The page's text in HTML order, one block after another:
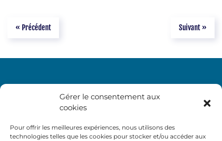
Gérer le consentement aux
cookies
Pour offrir les meilleures expériences, nous utilisons des
technologies telles que les cookies pour stocker et/ou accéder aux
« Précédent Suivant »